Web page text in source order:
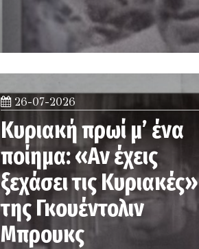
26-07-2026
Κυριακή πρωί μ’ ένα
ποίημα: «Αν έχεις
ξεχάσει τις Κυριακές»
της Γκουέντολιν
Μπρουκς